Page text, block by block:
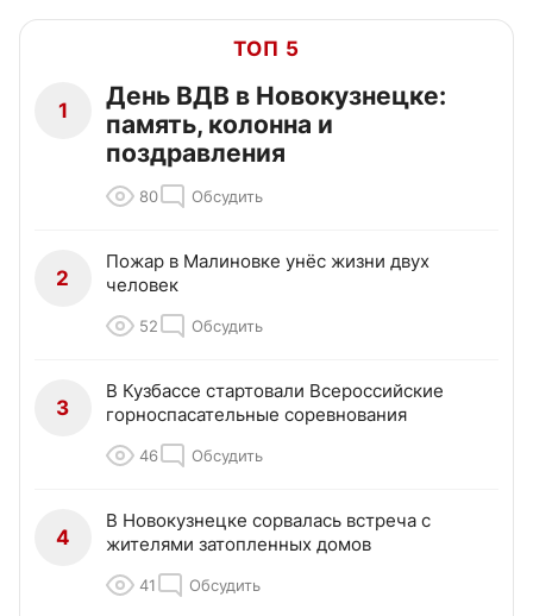
ТОП 5
1
День ВДВ в Новокузнецке:
память, колонна и
поздравления
80 Обсудить
2
Пожар в Малиновке унёс жизни двух
человек
52 Обсудить
3
В Кузбассе стартовали Всероссийские
горноспасательные соревнования
46 Обсудить
4
В Новокузнецке сорвалась встреча с
жителями затопленных домов
41 Обсудить